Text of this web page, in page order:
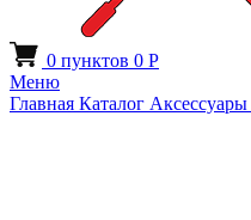
0 пунктов 0 Р
Меню
Главная Каталог Аксессуары